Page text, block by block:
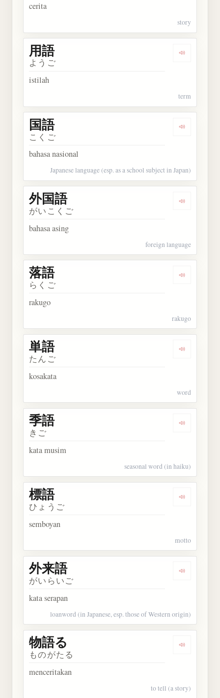
cerita
story
Dengarkan
用語
ようご
istilah
term
Dengarkan
国語
こくご
bahasa nasional
Japanese language (esp. as a school subject in Japan)
Dengarkan
外国語
がいこくご
bahasa asing
foreign language
Dengarkan
落語
らくご
rakugo
rakugo
Dengarkan
単語
たんご
kosakata
word
Dengarkan
季語
きご
kata musim
seasonal word (in haiku)
Dengarkan
標語
ひょうご
semboyan
motto
Dengarkan
外来語
がいらいご
kata serapan
loanword (in Japanese, esp. those of Western origin)
Dengarkan
物語る
ものがたる
menceritakan
to tell (a story)